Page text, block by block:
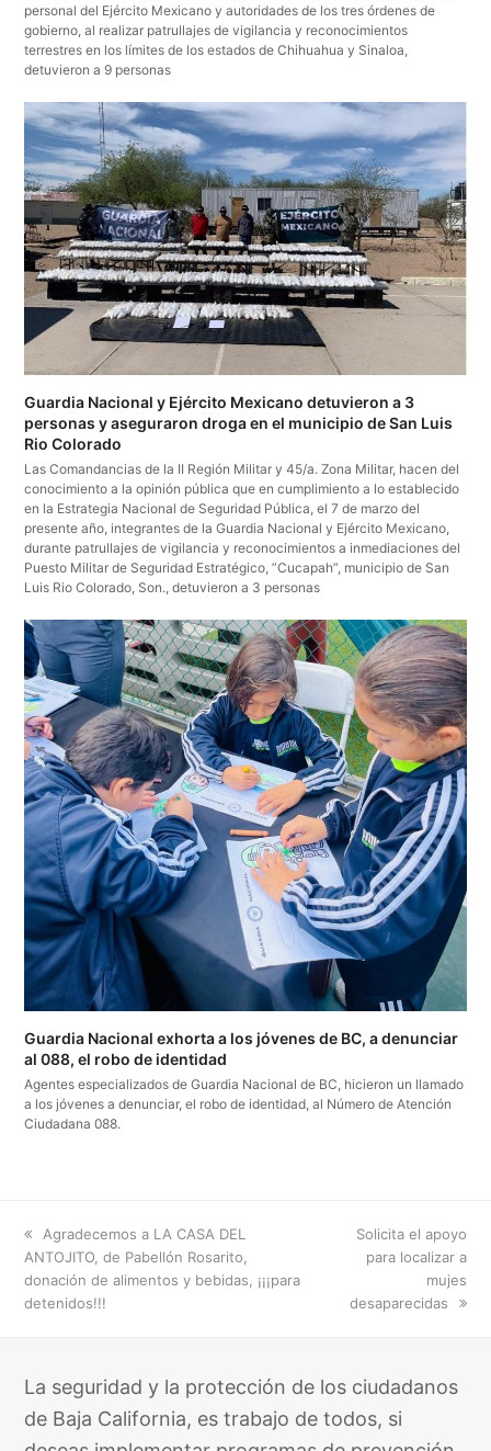
personal del Ejército Mexicano y autoridades de los tres órdenes de
gobierno, al realizar patrullajes de vigilancia y reconocimientos
terrestres en los límites de los estados de Chihuahua y Sinaloa,
detuvieron a 9 personas
Guardia Nacional y Ejército Mexicano detuvieron a 3
personas y aseguraron droga en el municipio de San Luis
Rio Colorado
Las Comandancias de la II Región Militar y 45/a. Zona Militar, hacen del
conocimiento a la opinión pública que en cumplimiento a lo establecido
en la Estrategia Nacional de Seguridad Pública, el 7 de marzo del
presente año, integrantes de la Guardia Nacional y Ejército Mexicano,
durante patrullajes de vigilancia y reconocimientos a inmediaciones del
Puesto Militar de Seguridad Estratégico, ”Cucapah”, municipio de San
Luis Rio Colorado, Son., detuvieron a 3 personas
Guardia Nacional exhorta a los jóvenes de BC, a denunciar
al 088, el robo de identidad
Agentes especializados de Guardia Nacional de BC, hicieron un llamado
a los jóvenes a denunciar, el robo de identidad, al Número de Atención
Ciudadana 088.
previous
post:
Agradecemos a LA CASA DEL
ANTOJITO, de Pabellón Rosarito,
donación de alimentos y bebidas, ¡¡¡para
detenidos!!!
next
post:
Solicita el apoyo
para localizar a
mujes
desaparecidas
La seguridad y la protección de los ciudadanos
de Baja California, es trabajo de todos, si